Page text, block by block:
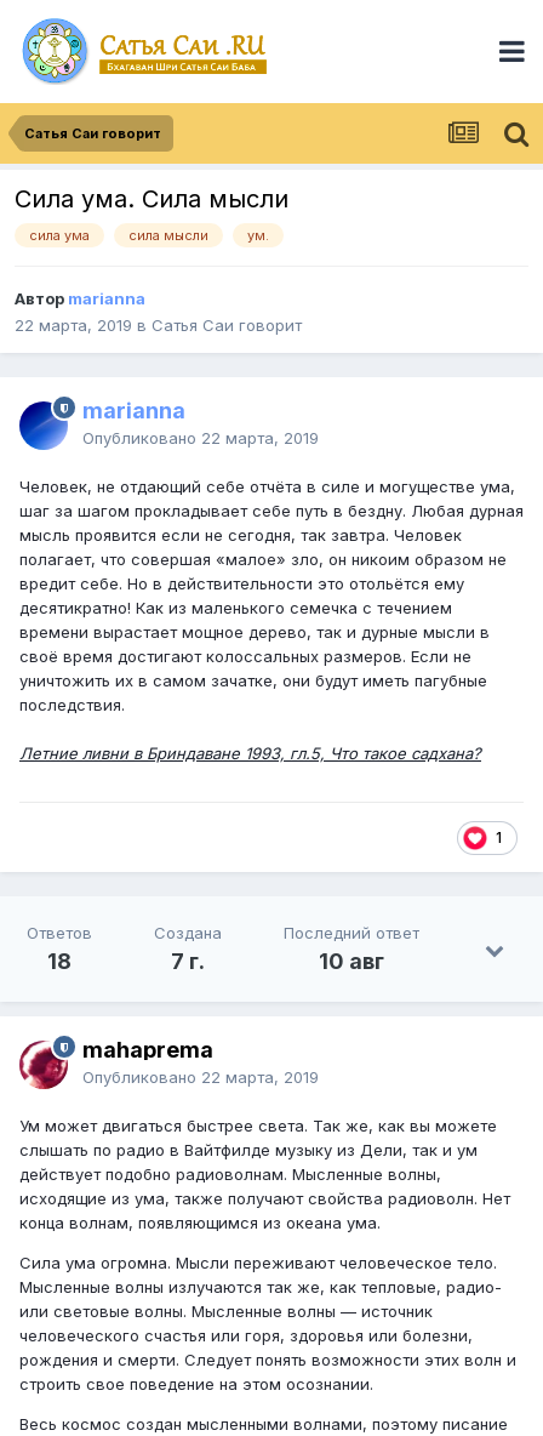
Сатья Саи говорит
Сила ума. Сила мысли
сила ума сила мысли ум.
Автор marianna
22 марта, 2019 в Сатья Саи говорит
marianna
Опубликовано 22 марта, 2019
Человек, не отдающий себе отчёта в силе и могуществе ума,
шаг за шагом прокладывает себе путь в бездну. Любая дурная
мысль проявится если не сегодня, так завтра. Человек
полагает, что совершая «малое» зло, он никоим образом не
вредит себе. Но в действительности это отольётся ему
десятикратно! Как из маленького семечка с течением
времени вырастает мощное дерево, так и дурные мысли в
своё время достигают колоссальных размеров. Если не
уничтожить их в самом зачатке, они будут иметь пагубные
последствия.
Летние ливни в Бриндаване 1993, гл.5, Что такое садхана?
1
Ответов
18
Создана
7 г.
Последний ответ
10 авг
mahaprema
Опубликовано 22 марта, 2019
Ум может двигаться быстрее света. Так же, как вы можете
слышать по радио в Вайтфилде музыку из Дели, так и ум
действует подобно радиоволнам. Мысленные волны,
исходящие из ума, также получают свойства радиоволн. Нет
конца волнам, появляющимся из океана ума.
Сила ума огромна. Мысли переживают человеческое тело.
Мысленные волны излучаются так же, как тепловые, радио-
или световые волны. Мысленные волны — источник
человеческого счастья или горя, здоровья или болезни,
рождения и смерти. Следует понять возможности этих волн и
строить свое поведение на этом осознании.
Весь космос создан мысленными волнами, поэтому писание